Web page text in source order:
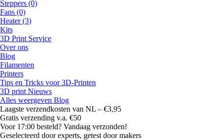
Steppers (0)
Fans (0)
Heater (3)
Kits
3D Print Service
Over ons
Blog
Filamenten
Printers
Tips en Tricks voor 3D-Printen
3D print Nieuws
Alles weergeven Blog
Laagste verzendkosten van NL – €3,95
Gratis verzending v.a. €50
Voor 17:00 besteld? Vandaag verzonden!
Geselecteerd door experts, getest door makers